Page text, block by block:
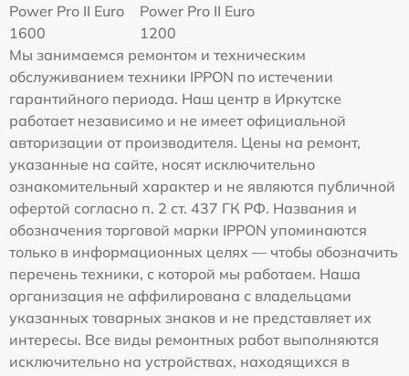
Power Pro II Euro
1600
Power Pro II Euro
1200
Мы занимаемся ремонтом и техническим
обслуживанием техники IPPON по истечении
гарантийного периода. Наш центр в Иркутске
работает независимо и не имеет официальной
авторизации от производителя. Цены на ремонт,
указанные на сайте, носят исключительно
ознакомительный характер и не являются публичной
офертой согласно п. 2 ст. 437 ГК РФ. Названия и
обозначения торговой марки IPPON упоминаются
только в информационных целях — чтобы обозначить
перечень техники, с которой мы работаем. Наша
организация не аффилирована с владельцами
указанных товарных знаков и не представляет их
интересы. Все виды ремонтных работ выполняются
исключительно на устройствах, находящихся в